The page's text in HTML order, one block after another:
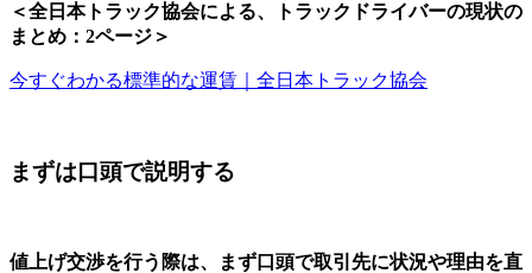
＜全日本トラック協会による、トラックドライバーの現状の
まとめ：2ページ＞
今すぐわかる標準的な運賃｜全日本トラック協会
まずは口頭で説明する
値上げ交渉を行う際は、まず口頭で取引先に状況や理由を直